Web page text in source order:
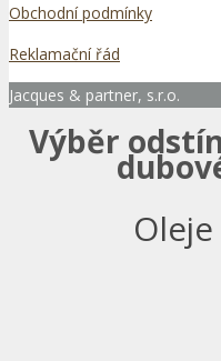
Obchodní podmínky
Reklamační řád
Jacques & partner, s.r.o.
Výběr